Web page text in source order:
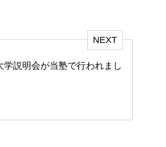
NEXT
学説明会が当塾で行われまし